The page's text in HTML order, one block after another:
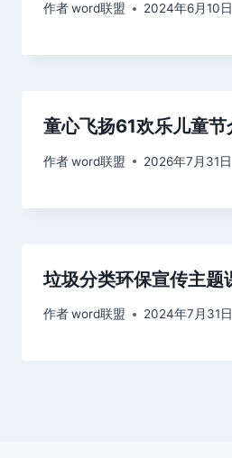
作者word联盟 2024年6月10日
童心飞扬61欢乐儿童
作者word联盟 2026年7月31日
垃圾分类环保宣传主题
作者word联盟 2024年7月31日